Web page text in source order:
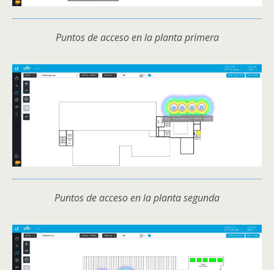
Puntos de acceso en la planta primera
Puntos de acceso en la planta segunda